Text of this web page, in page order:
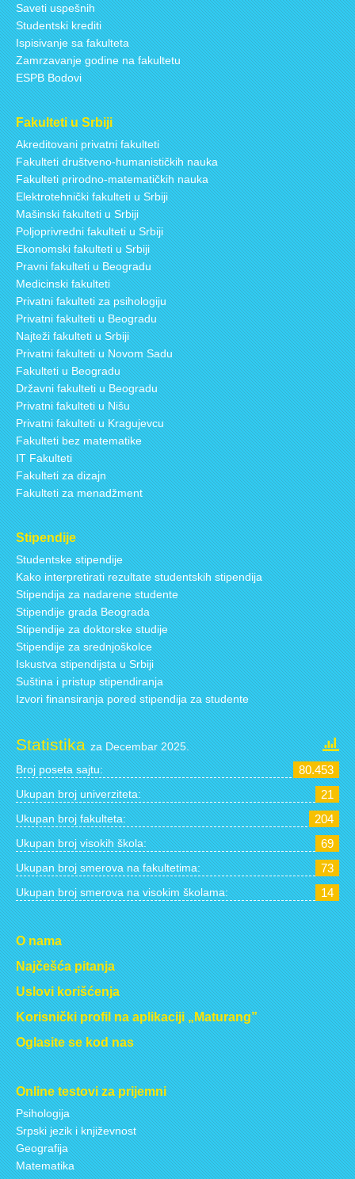
Saveti uspešnih
Studentski krediti
Ispisivanje sa fakulteta
Zamrzavanje godine na fakultetu
ESPB Bodovi
Fakulteti u Srbiji
Akreditovani privatni fakulteti
Fakulteti društveno-humanističkih nauka
Fakulteti prirodno-matematičkih nauka
Elektrotehnički fakulteti u Srbiji
Mašinski fakulteti u Srbiji
Poljoprivredni fakulteti u Srbiji
Ekonomski fakulteti u Srbiji
Pravni fakulteti u Beogradu
Medicinski fakulteti
Privatni fakulteti za psihologiju
Privatni fakulteti u Beogradu
Najteži fakulteti u Srbiji
Privatni fakulteti u Novom Sadu
Fakulteti u Beogradu
Državni fakulteti u Beogradu
Privatni fakulteti u Nišu
Privatni fakulteti u Kragujevcu
Fakulteti bez matematike
IT Fakulteti
Fakulteti za dizajn
Fakulteti za menadžment
Stipendije
Studentske stipendije
Kako interpretirati rezultate studentskih stipendija
Stipendija za nadarene studente
Stipendije grada Beograda
Stipendije za doktorske studije
Stipendije za srednjoškolce
Iskustva stipendijsta u Srbiji
Suština i pristup stipendiranja
Izvori finansiranja pored stipendija za studente
Statistikaza Decembar 2025.
Broj poseta sajtu: 80.453
Ukupan broj univerziteta: 21
Ukupan broj fakulteta: 204
Ukupan broj visokih škola: 69
Ukupan broj smerova na fakultetima: 73
Ukupan broj smerova na visokim školama: 14
O nama
Najčešća pitanja
Uslovi korišćenja
Korisnički profil na aplikaciji „Maturang”
Oglasite se kod nas
Online testovi za prijemni
Psihologija
Srpski jezik i književnost
Geografija
Matematika